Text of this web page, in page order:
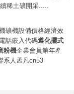
稀土礦開采.....
礦機設備價格經濟效
話嵌入代碼遵化擺式
粉機企業會員第年產
系人孟凡cn53